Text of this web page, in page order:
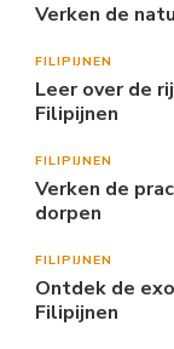
Verken de
FILIPIJNEN
Leer over de
Filipijnen
FILIPIJNEN
Verken de
dorpen
FILIPIJNEN
Ontdek de
Filipijnen